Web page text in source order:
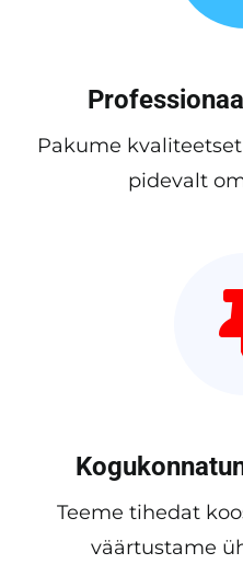
Pakume
pidevalt
Teeme tihedat
väärtustame